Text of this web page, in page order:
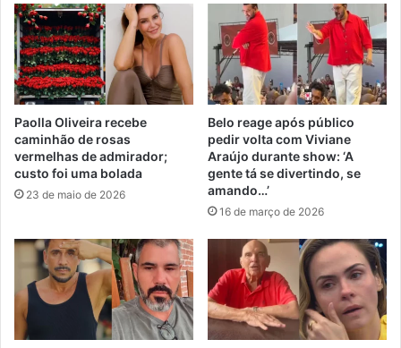
Paolla Oliveira recebe
caminhão de rosas
vermelhas de admirador;
custo foi uma bolada
23 de maio de 2026
Belo reage após público
pedir volta com Viviane
Araújo durante show: ‘A
gente tá se divertindo, se
amando…’
16 de março de 2026